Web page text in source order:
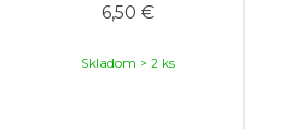
6,50 €
Skladom > 2 ks